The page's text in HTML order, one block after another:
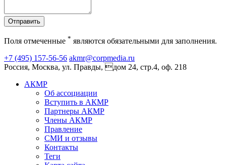
Отправить
Поля отмеченные * являются обязательными для заполнения.
+7 (495) 157-56-56 akmr@corpmedia.ru
Россия, Москва, ул. Правды, дом 24, стр.4, оф. 218
АКМР
Об ассоциации
Вступить в АКМР
Партнеры АКМР
Члены АКМР
Правление
СМИ и отзывы
Контакты
Теги